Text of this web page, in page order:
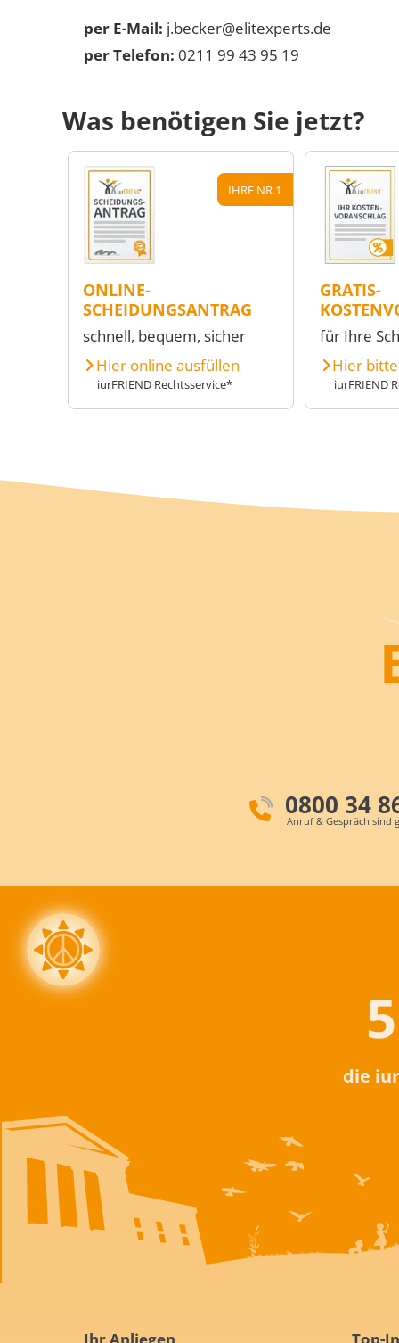
per E-Mail: j.becker@elitexperts.de
per Telefon: 0211 99 43 95 19
Was benötigen Sie jetzt?
IHRE NR.1
ONLINE-
SCHEIDUNGSANTRAG
schnell, bequem, sicher
Hier online ausfüllen
iurFRIEND Rechtsservice*
GRATIS-
für Ihre
Hier
iurFRIEND
0800 34
Anruf & Gespräch sind
die